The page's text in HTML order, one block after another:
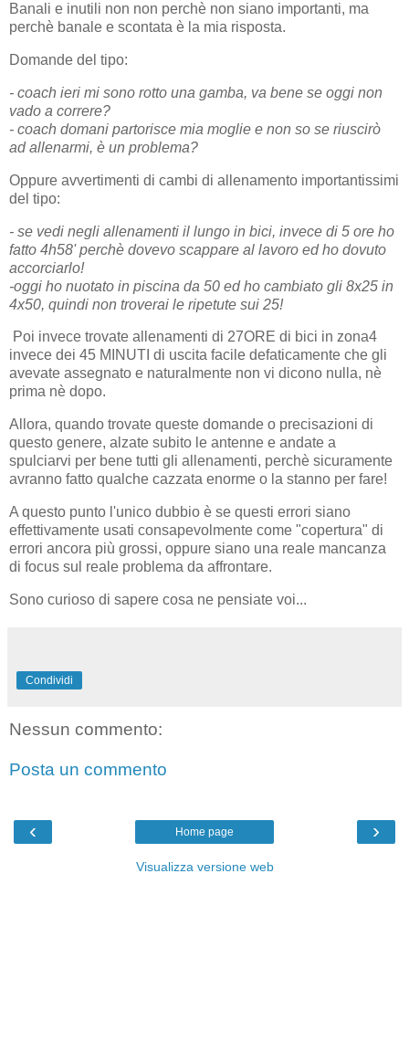
Banali e inutili non non perchè non siano importanti, ma
perchè banale e scontata è la mia risposta.
Domande del tipo:
- coach ieri mi sono rotto una gamba, va bene se oggi non
vado a correre?
- coach domani partorisce mia moglie e non so se riuscirò
ad allenarmi, è un problema?
Oppure avvertimenti di cambi di allenamento importantissimi
del tipo:
- se vedi negli allenamenti il lungo in bici, invece di 5 ore ho
fatto 4h58' perchè dovevo scappare al lavoro ed ho dovuto
accorciarlo!
-oggi ho nuotato in piscina da 50 ed ho cambiato gli 8x25 in
4x50, quindi non troverai le ripetute sui 25!
Poi invece trovate allenamenti di 27ORE di bici in zona4
invece dei 45 MINUTI di uscita facile defaticamente che gli
avevate assegnato e naturalmente non vi dicono nulla, nè
prima nè dopo.
Allora, quando trovate queste domande o precisazioni di
questo genere, alzate subito le antenne e andate a
spulciarvi per bene tutti gli allenamenti, perchè sicuramente
avranno fatto qualche cazzata enorme o la stanno per fare!
A questo punto l'unico dubbio è se questi errori siano
effettivamente usati consapevolmente come "copertura" di
errori ancora più grossi, oppure siano una reale mancanza
di focus sul reale problema da affrontare.
Sono curioso di sapere cosa ne pensiate voi...
Condividi
Nessun commento:
Posta un commento
‹ ›
Home page
Visualizza versione web